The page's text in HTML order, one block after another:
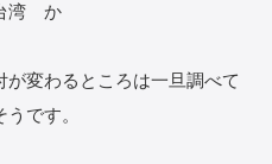
湾 か
変わるところは一旦調べて
です。